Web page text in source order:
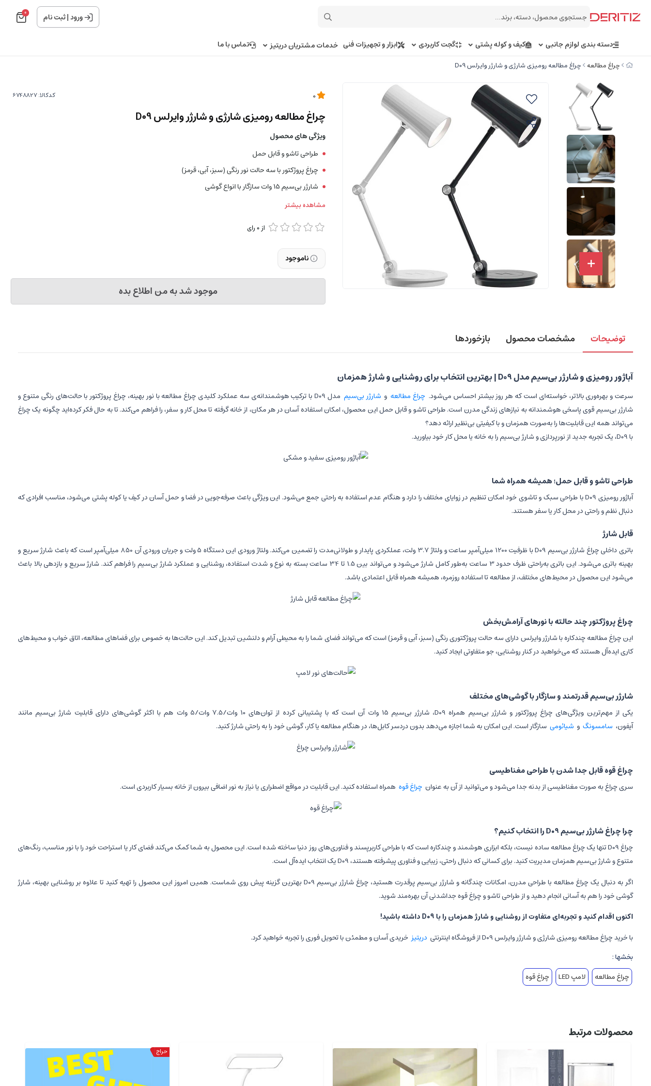
ورود|ثبت نام 0
دسته بندی لوازم جانبی کیف و کوله پشتی گجت کاربردی ابزار و تجهیزات فنی خدمات مشتریان دریتیز تماس با ما
چراغ مطالعه چراغ مطالعه رومیزی شارژی و شارژر وایرلس D09
کدکالا:
چراغ مطالعه رومیزی شارژی و شارژر وایرلس D09
ویژگی های محصول
طراحی تاشو و قابل حمل
چراغ پروژکتور با سه حالت نور رنگی (سبز، آبی، قرمز)
شارژر بی‌سیم 15 وات سازگار با انواع گوشی
مشاهده بیشتر
از 0 رای
ناموجود
موجود شد به من اطلاع بده
توضیحات مشخصات محصول بازخوردها
آباژور رومیزی و شارژر بی‌سیم مدل D09 | بهترین انتخاب برای روشنایی و شارژ همزمان
سرعت و بهره‌وری بالاتر، خواسته‌ای است که هر روز بیشتر احساس می‌شود. چراغ مطالعه و شارژر بی‌سیم
مدل D09 با ترکیب هوشمندانه‌ی سه عملکرد کلیدی چراغ مطالعه با نور بهینه، چراغ پروژکتور با حالت‌های رنگی متنوع و
شارژر بی‌سیم قوی پاسخی هوشمندانه به نیازهای زندگی مدرن است. طراحی تاشو و قابل حمل این محصول، امکان استفاده آسان در هر مکان، از خانه گرفته تا محل کار و سفر، را فراهم می‌کند. تا به حال فکر کرده‌اید چگونه یک چراغ
می‌تواند همه این قابلیت‌ها را به‌صورت همزمان و با کیفیتی بی‌نظیر ارائه دهد؟
با D09، یک تجربه جدید از نورپردازی و شارژ بی‌سیم را به خانه یا محل کار خود بیاورید.
طراحی تاشو و قابل حمل؛ همیشه همراه شما
آباژور رومیزی D09 با طراحی سبک و تاشوی خود امکان تنظیم در زوایای مختلف را دارد و هنگام عدم استفاده به راحتی جمع می‌شود. این ویژگی باعث صرفه‌جویی در فضا و حمل آسان در کیف یا کوله پشتی می‌شود، مناسب افرادی که
دنبال نظم و راحتی در محل کار یا سفر هستند.
قابل شارژ
باتری داخلی چراغ شارژر بی‌سیم D09 با ظرفیت 1200 میلی‌آمپر ساعت و ولتاژ 3.7 ولت، عملکردی پایدار و طولانی‌مدت را تضمین می‌کند. ولتاژ ورودی این دستگاه 5 ولت و جریان ورودی آن 850 میلی‌آمپر است که باعث شارژ سریع و
بهینه باتری می‌شود. این باتری به‌راحتی ظرف حدود 3 ساعت به‌طور کامل شارژ می‌شود و می‌تواند بین 1.5 تا 34 ساعت بسته به نوع و شدت استفاده، روشنایی و عملکرد شارژ بی‌سیم را فراهم کند. شارژ سریع و بازدهی بالا باعث
می‌شود این محصول در محیط‌های مختلف، از مطالعه تا استفاده روزمره، همیشه همراه قابل اعتمادی باشد.
چراغ پروژکتور چند حالته با نورهای آرامش‌بخش
این چراغ مطالعه چندکاره با شارژر وایرلس دارای سه حالت پروژکتوری رنگی (سبز، آبی و قرمز) است که می‌تواند فضای شما را به محیطی آرام و دلنشین تبدیل کند. این حالت‌ها به خصوص برای فضاهای مطالعه، اتاق خواب و محیط‌های
کاری ایده‌آل هستند که می‌خواهید در کنار روشنایی، جو متفاوتی ایجاد کنید.
شارژر بی‌سیم قدرتمند و سازگار با گوشی‌های مختلف
یکی از مهم‌ترین ویژگی‌های چراغ پروژکتور و شارژر بی‌سیم همراه D09، شارژر بی‌سیم 15 وات آن است که با پشتیبانی کرده از توان‌های 10 وات/7.5 وات/5 وات هم با اکثر گوشی‌های دارای قابلیت شارژ بی‌سیم مانند
آیفون، سامسونگ و شیائومی سازگار است. این امکان به شما اجازه می‌دهد بدون دردسر کابل‌ها، در هنگام مطالعه یا کار، گوشی خود را به راحتی شارژ کنید.
چراغ قوه قابل جدا شدن با طراحی مغناطیسی
سری چراغ به صورت مغناطیسی از بدنه جدا می‌شود و می‌توانید از آن به عنوان چراغ قوه همراه استفاده کنید. این قابلیت در مواقع اضطراری یا نیاز به نور اضافی بیرون از خانه بسیار کاربردی است.
چرا چراغ شارژر بی‌سیم D09 را انتخاب کنیم؟
چراغ D09 تنها یک چراغ مطالعه ساده نیست، بلکه ابزاری هوشمند و چندکاره است که با طراحی کاربرپسند و فناوری‌های روز دنیا ساخته شده است. این محصول به شما کمک می‌کند فضای کار یا استراحت خود را با نور مناسب، رنگ‌های
متنوع و شارژ بی‌سیم همزمان مدیریت کنید. برای کسانی که دنبال راحتی، زیبایی و فناوری پیشرفته هستند، D09 یک انتخاب ایده‌آل است.
اگر به دنبال یک چراغ مطالعه با طراحی مدرن، امکانات چندگانه و شارژر بی‌سیم پرقدرت هستید، چراغ شارژر بی‌سیم D09 بهترین گزینه پیش روی شماست. همین امروز این محصول را تهیه کنید تا علاوه بر روشنایی بهینه، شارژ
گوشی خود را هم به آسانی انجام دهید و از طراحی تاشو و چراغ قوه جداشدنی آن بهره‌مند شوید.
اکنون اقدام کنید و تجربه‌ای متفاوت از روشنایی و شارژ همزمان را با D09 داشته باشید!
با خرید چراغ مطالعه رومیزی شارژی و شارژر وایرلس D09 از فروشگاه اینترنتی
دریتیز خریدی آسان و مطمئن با تحویل فوری را تجربه خواهید کرد.
بخشها :
چراغ مطالعه
لامپ LED چراغ قوه
محصولات مرتبط